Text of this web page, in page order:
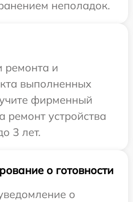
неполадок.
ремонта и
выполненных
фирменный
ремонт устройства
3 лет.
о готовности
о